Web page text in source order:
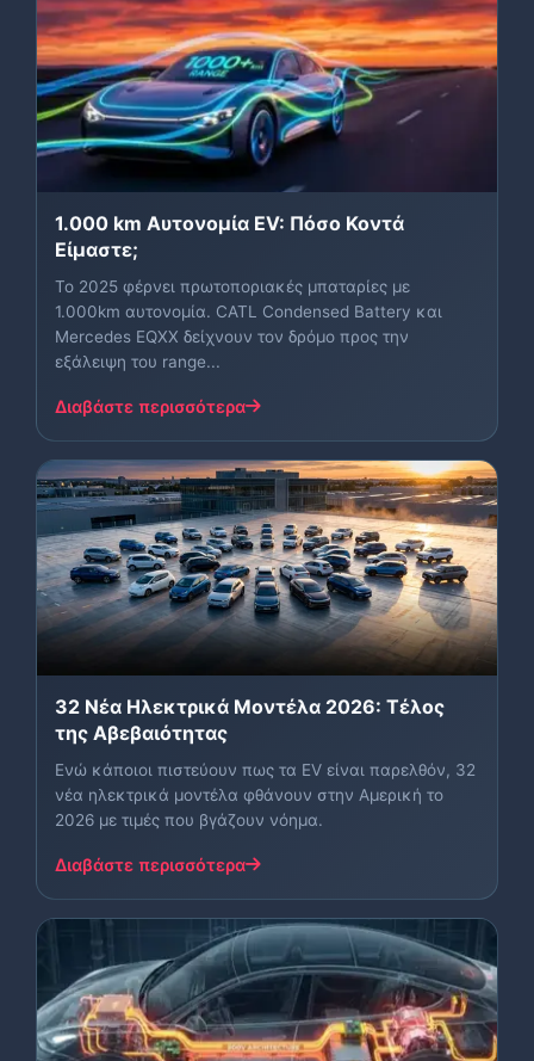
1.000 km Αυτονομία EV: Πόσο Κοντά
Είμαστε;
Το 2025 φέρνει πρωτοποριακές μπαταρίες με
1.000km αυτονομία. CATL Condensed Battery και
Mercedes EQXX δείχνουν τον δρόμο προς την
εξάλειψη του range...
Διαβάστε περισσότερα
32 Νέα Ηλεκτρικά Μοντέλα 2026: Τέλος
της Αβεβαιότητας
Ενώ κάποιοι πιστεύουν πως τα EV είναι παρελθόν, 32
νέα ηλεκτρικά μοντέλα φθάνουν στην Αμερική το
2026 με τιμές που βγάζουν νόημα.
Διαβάστε περισσότερα